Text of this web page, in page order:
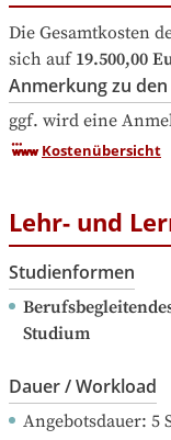
Die Gesamtkosten
sich auf 19.500,00
Anmerkung zu
ggf. wird eine
Kostenübersicht
Lehr- und
Studienformen
Studium
Dauer / Workload
Angebotsdauer: 5